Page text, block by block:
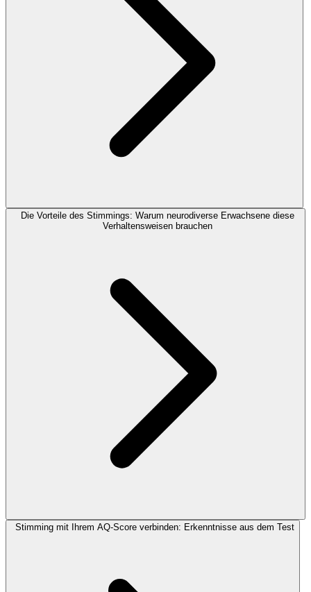
Die Vorteile des Stimmings: Warum neurodiverse Erwachsene diese
Verhaltensweisen brauchen
Stimming mit Ihrem AQ-Score verbinden: Erkenntnisse aus dem Test